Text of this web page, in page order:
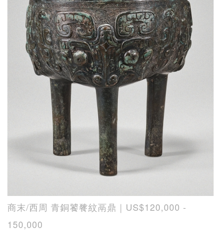
商末/西周 青銅饕餮紋鬲鼎｜US$120,000 -
150,000